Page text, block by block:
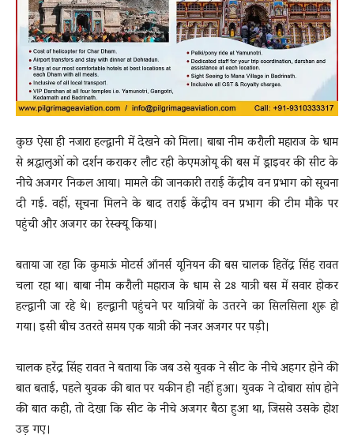
कुछ ऐसा ही नजारा हल्द्वानी में देखने को मिला। बाबा नीम करौली महाराज के धाम
से श्रद्धालुओं को दर्शन कराकर लौट रही केएमओयू की बस में ड्राइवर की सीट के
नीचे अजगर निकल आया। मामले की जानकारी तराई केंद्रीय वन प्रभाग को सूचना
दी गई. वहीं, सूचना मिलने के बाद तराई केंद्रीय वन प्रभाग की टीम मौके पर
पहुंची और अजगर का रेस्क्यू किया।
बताया जा रहा कि कुमाऊं मोटर्स ऑनर्स यूनियन की बस चालक हितेंद्र सिंह रावत
चला रहा था। बाबा नीम करौली महाराज के धाम से 28 यात्री बस में सवार होकर
हल्द्वानी जा रहे थे। हल्द्वानी पहुंचने पर यात्रियों के उतरने का सिलसिला शुरू हो
गया। इसी बीच उतरते समय एक यात्री की नजर अजगर पर पड़ी।
चालक हरेंद्र सिंह रावत ने बताया कि जब उसे युवक ने सीट के नीचे अहगर होने की
बात बताई, पहले युवक की बात पर यकीन ही नहीं हुआ। युवक ने दोबारा सांप होने
की बात कही, तो देखा कि सीट के नीचे अजगर बैठा हुआ था, जिससे उसके होश
उड़ गए।